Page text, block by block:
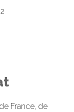
France, de